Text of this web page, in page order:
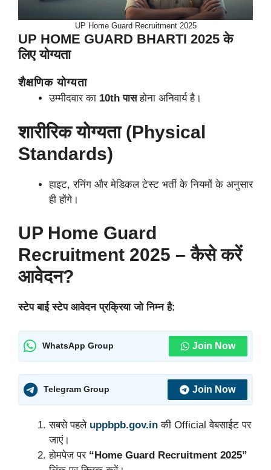
UP Home Guard Recruitment 2025
UP HOME GUARD BHARTI 2025 के
लिए योग्यता
शैक्षणिक योग्यता
उम्मीदवार का 10th पासहोना अनिवार्य है।
शारीरिक योग्यता (Physical
Standards)
हाइट, रनिंग और मेडिकल टेस्ट भर्ती के नियमों के अनुसार
ही होंगे।
UP Home Guard
Recruitment 2025 – कैसे करें
आवेदन?
स्टेप बाई स्टेप आवेदन प्रक्रिया जो निम्न है:
WhatsApp Group Join Now
Telegram Group Join Now
सबसे पहले uppbpb.gov.in की Official वेबसाईट पर
जाएं।
होमपेज पर “Home Guard Recruitment 2025”